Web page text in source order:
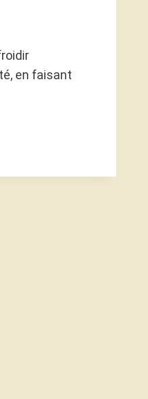
en faisant